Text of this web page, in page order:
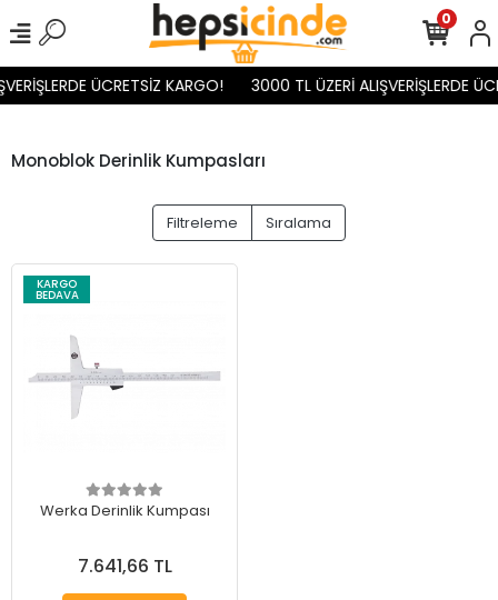
ÜCRETSİZ KARGO! 3000 TL ÜZERİ ALIŞVERİŞLERDE
0
Monoblok Derinlik Kumpasları
Filtreleme Sıralama
KARGO
BEDAVA
Werka Derinlik Kumpası
7.641,66 TL